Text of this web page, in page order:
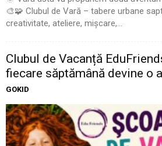
🎨🧩 Clubul de Vară – tabere urbane
creativitate, ateliere, mișcare,...
Clubul de Vacanță
fiecare săptămână devine o
GOKID